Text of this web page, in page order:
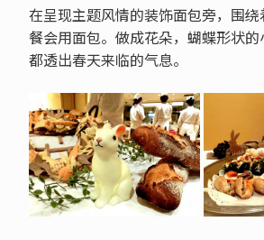
在呈现主题风情的装饰面包旁，围
餐会用面包。做成花朵，蝴蝶形状
都透出春天来临的气息。